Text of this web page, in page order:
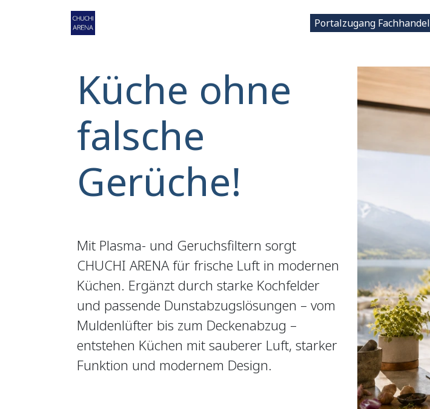
Zum Inhalt springen
Portalzugang Fachhandel
Küche ohne
falsche
Gerüche!
Mit Plasma- und Geruchsfiltern sorgt
CHUCHI ARENA für frische Luft in modernen
Küchen. Ergänzt durch starke Kochfelder
und passende Dunstabzugslösungen – vom
Muldenlüfter bis zum Deckenabzug –
entstehen Küchen mit sauberer Luft, starker
Funktion und modernem Design.